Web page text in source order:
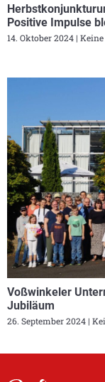
Positive Impulse
14. Oktober 2024
Voßwinkeler
Jubiläum
26. September 2024